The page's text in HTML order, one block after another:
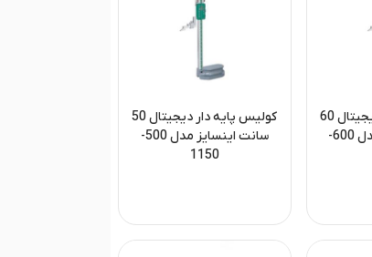
کولیس پایه دار دیجیتال 60
سانت اینسایز مدل 600-
کولیس پایه دار دیجیتال 50
سانت اینسایز مدل 500-
1150